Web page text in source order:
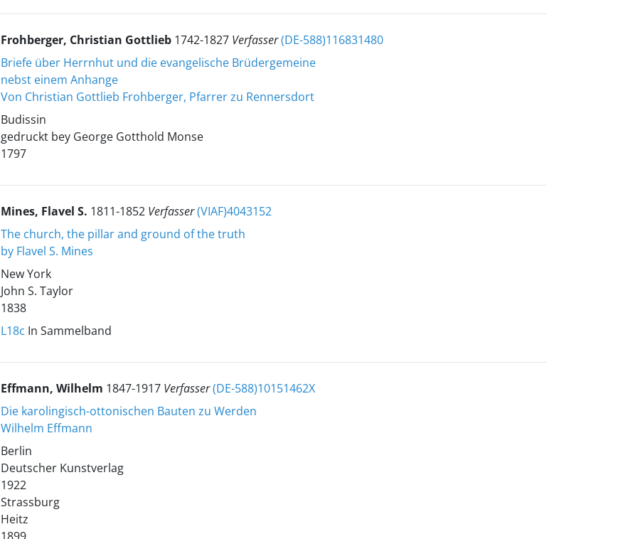
Frohberger, Christian Gottlieb 1742-1827 Verfasser(DE-588)116831480
Briefe über Herrnhut und die evangelische Brüdergemeine
nebst einem Anhange
Von Christian Gottlieb Frohberger, Pfarrer zu Rennersdort
Budissin
gedruckt bey George Gotthold Monse
1797
Mines, Flavel S. 1811-1852 Verfasser(VIAF)4043152
The church, the pillar and ground of the truth
by Flavel S. Mines
New York
John S. Taylor
1838
L18c In Sammelband
Effmann, Wilhelm 1847-1917 Verfasser(DE-588)10151462X
Die karolingisch-ottonischen Bauten zu Werden
Wilhelm Effmann
Berlin
Deutscher Kunstverlag
1922
Strassburg
Heitz